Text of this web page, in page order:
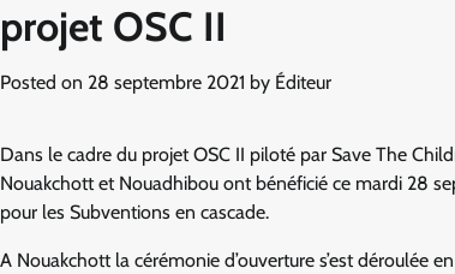
projet OSC II
Posted on 28 septembre 2021 by Éditeur
Dans le cadre du projet OSC II piloté par Save The
Nouakchott et Nouadhibou ont bénéficié ce mardi 28
pour les Subventions en cascade.
A Nouakchott la cérémonie d’ouverture s’est déroulée